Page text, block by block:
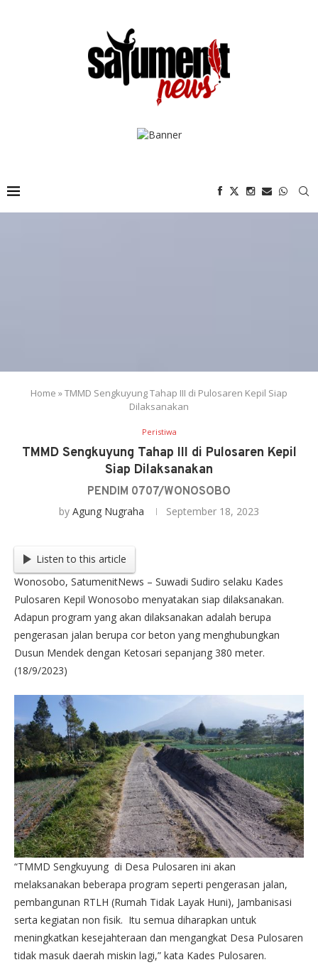
Home »TMMD Sengkuyung Tahap III di Pulosaren Kepil Siap
Dilaksanakan
Peristiwa
TMMD Sengkuyung Tahap III di Pulosaren Kepil
Siap Dilaksanakan
PENDIM 0707/WONOSOBO
by Agung Nugraha September 18, 2023
Listen to this article
Wonosobo, SatumenitNews – Suwadi Sudiro selaku Kades
Pulosaren Kepil Wonosobo menyatakan siap dilaksanakan.
Adapun program yang akan dilaksanakan adalah berupa
pengerasan jalan berupa cor beton yang menghubungkan
Dusun Mendek dengan Ketosari sepanjang 380 meter.
(18/9/2023)
“TMMD Sengkuyung di Desa Pulosaren ini akan
melaksanakan beberapa program seperti pengerasan jalan,
pembangunan RTLH (Rumah Tidak Layak Huni), Jambanisasi
serta kegiatan non fisik. Itu semua diharapkan untuk
meningkatkan kesejahteraan dan mengangkat Desa Pulosaren
tidak masuk daerah miskin lagi,” kata Kades Pulosaren.